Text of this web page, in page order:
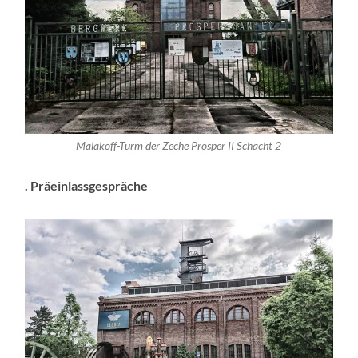
Malakoff-Turm der Zeche Prosper II Schacht 2
. Präeinlassgespräche